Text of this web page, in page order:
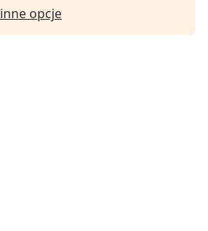
inne opcje